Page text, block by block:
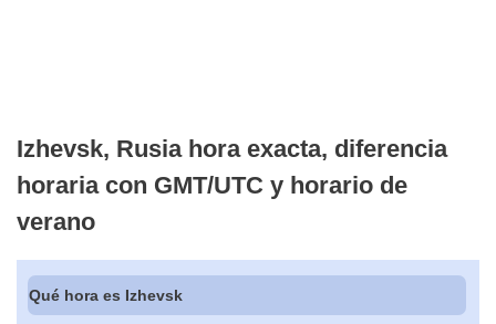
Izhevsk, Rusia hora exacta, diferencia
horaria con GMT/UTC y horario de
verano
Qué hora es Izhevsk